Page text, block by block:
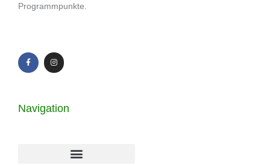
Programmpunkte.
Navigation